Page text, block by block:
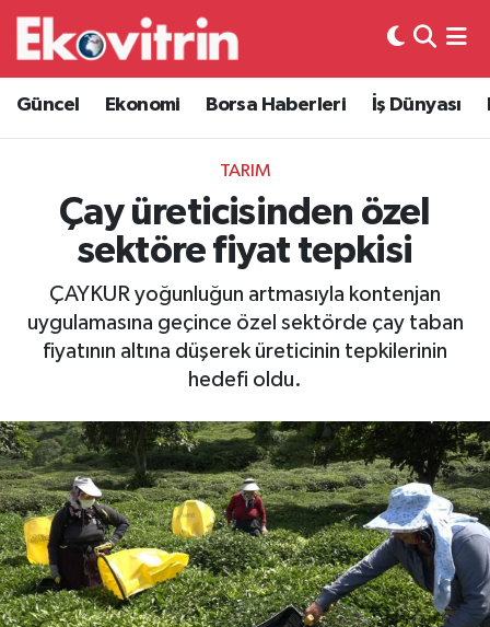
Güncel Ekonomi Borsa Haberleri İş Dünyası
TARIM
Çay üreticisinden özel
sektöre fiyat tepkisi
ÇAYKUR yoğunluğun artmasıyla kontenjan
uygulamasına geçince özel sektörde çay taban
fiyatının altına düşerek üreticinin tepkilerinin
hedefi oldu.
Güncel
Ekonomi
Borsa Haberleri
İş Dünyası
Lojistik
Otovitrin
Asayiş
Magazin
Gayrimenkul
Spor
Hava Durumu
Trafik Durumu
Süper Lig Puan Durumu ve Fikstür
Tüm Manşetler
Son Dakika Haberleri
Haber Arşivi